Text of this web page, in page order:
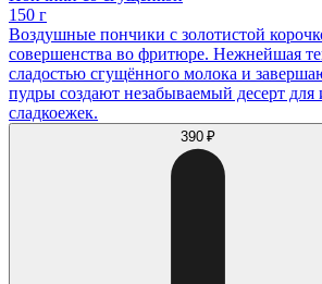
150 г
Воздушные пончики с золотистой
совершенства во фритюре. Нежнейшая
сладостью сгущённого молока и
пудры создают незабываемый десерт
сладкоежек.
390 ₽